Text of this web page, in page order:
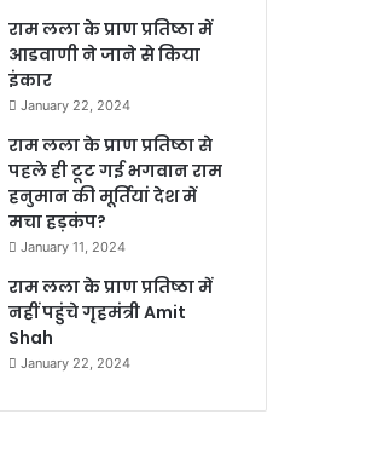
राम लला के प्राण प्रतिष्ठा में
आडवाणी ने जाने से किया
इंकार
January 22, 2024
राम लला के प्राण प्रतिष्ठा से
पहले ही टूट गई भगवान राम
हनुमान की मूर्तियां देश में
मचा हड़कंप?
January 11, 2024
राम लला के प्राण प्रतिष्ठा में
नहीं पहुंचे गृहमंत्री Amit
Shah
January 22, 2024